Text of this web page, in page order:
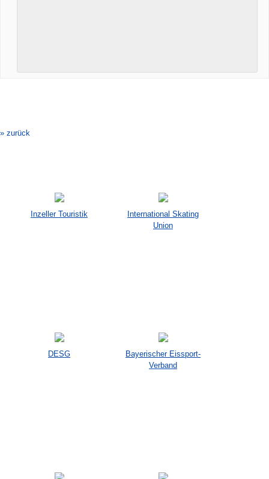
» zurück
Inzeller Touristik
International Skating
Union
DESG
Bayerischer Eissport-
Verband